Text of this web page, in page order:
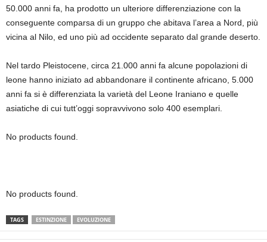
50.000 anni fa, ha prodotto un ulteriore differenziazione con la
conseguente comparsa di un gruppo che abitava l’area a Nord, più
vicina al Nilo, ed uno più ad occidente separato dal grande deserto.
Nel tardo Pleistocene, circa 21.000 anni fa alcune popolazioni di
leone hanno iniziato ad abbandonare il continente africano, 5.000
anni fa si è differenziata la varietà del Leone Iraniano e quelle
asiatiche di cui tutt’oggi sopravvivono solo 400 esemplari.
No products found.
No products found.
TAGS ESTINZIONE EVOLUZIONE